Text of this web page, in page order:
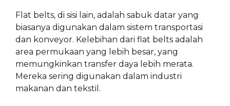
Flat belts, di sisi lain, adalah sabuk datar yang
biasanya digunakan dalam sistem transportasi
dan konveyor. Kelebihan dari flat belts adalah
area permukaan yang lebih besar, yang
memungkinkan transfer daya lebih merata.
Mereka sering digunakan dalam industri
makanan dan tekstil.